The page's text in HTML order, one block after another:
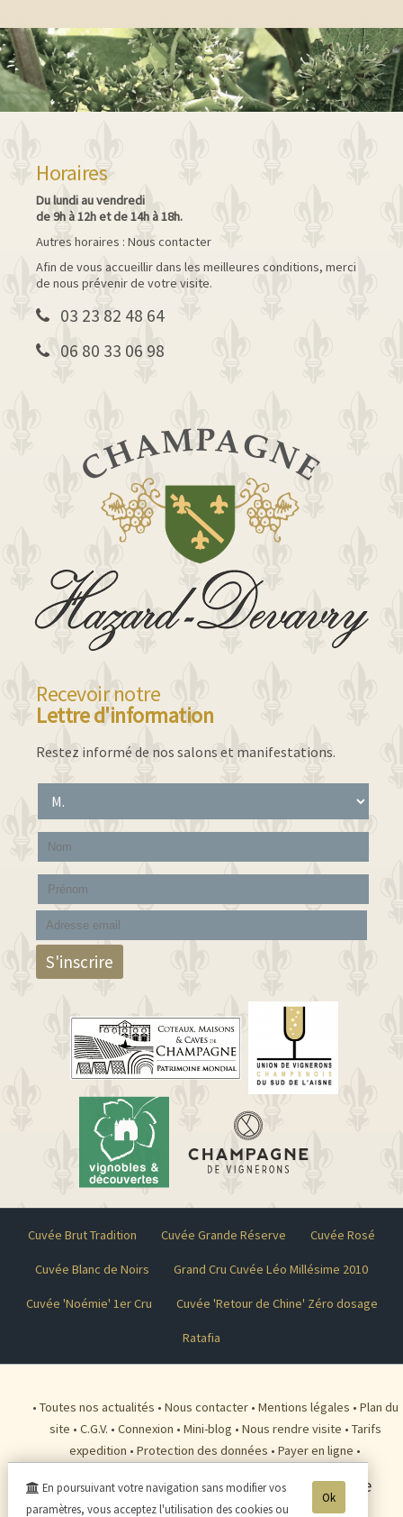
Horaires
Du lundi au vendredi
de 9h à 12h et de 14h à 18h.
Autres horaires : Nous contacter
Afin de vous accueillir dans les meilleures conditions, merci
de nous prévenir de votre visite.
03 23 82 48 64
06 80 33 06 98
Recevoir notre
Lettre d'information
Restez informé de nos salons et manifestations.
Cuvée Brut Tradition Cuvée Grande Réserve Cuvée Rosé
Cuvée Blanc de Noirs Grand Cru Cuvée Léo Millésime 2010
Cuvée 'Noémie' 1er Cru Cuvée 'Retour de Chine' Zéro dosage
Ratafia
• Toutes nos actualités • Nous contacter • Mentions légales • Plan du
site • C.G.V. • Connexion • Mini-blog • Nous rendre visite • Tarifs
expedition • Protection des données • Payer en ligne •
Champagne HAZARD-DEVAVRY
1 rue de
Courtigy02330CONDE EN BRIE
Ok
En poursuivant votre navigation sans modifier vos
paramètres, vous acceptez l'utilisation des cookies ou